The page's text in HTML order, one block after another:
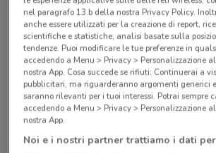
Via Val Pellice, 22 Roma
5.5 km
APERTO
Via Monte Cervialto, 129 Roma
6.1 km
CHIUSO
nel paragrafo 13.b della nostra Privacy Policy.
anche essere utilizzati per la creazione di report,
scientifiche e statistiche, analisi basate sulla
tendenze. Puoi modificare le tue preferenze in
accedendo a Menu > Privacy > Personalizzazione
nostra App. Cosa succede se rifiuti: Continuerai a
pubblicitari, ma riguarderanno argomenti generici
saranno rilevanti per i tuoi interessi. Potrai sempre
accedendo a Menu > Privacy > Personalizzazione
nostra App.
Noi e i nostri partner trattiamo i dati